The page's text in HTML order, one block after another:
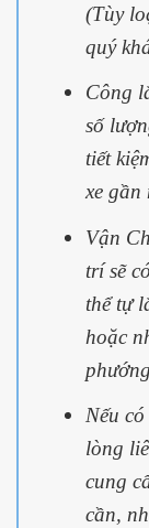
(Tùy
quý
Công
số
tiết
xe gần
Vận
trí sẽ
thể tự
hoặc
Nếu
lòng
cung
cần,